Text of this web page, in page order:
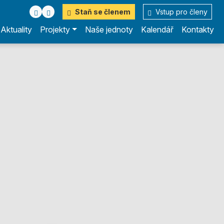
Staň se členem Vstup pro členy
Aktuality Projekty Naše jednoty Kalendář Kontakty